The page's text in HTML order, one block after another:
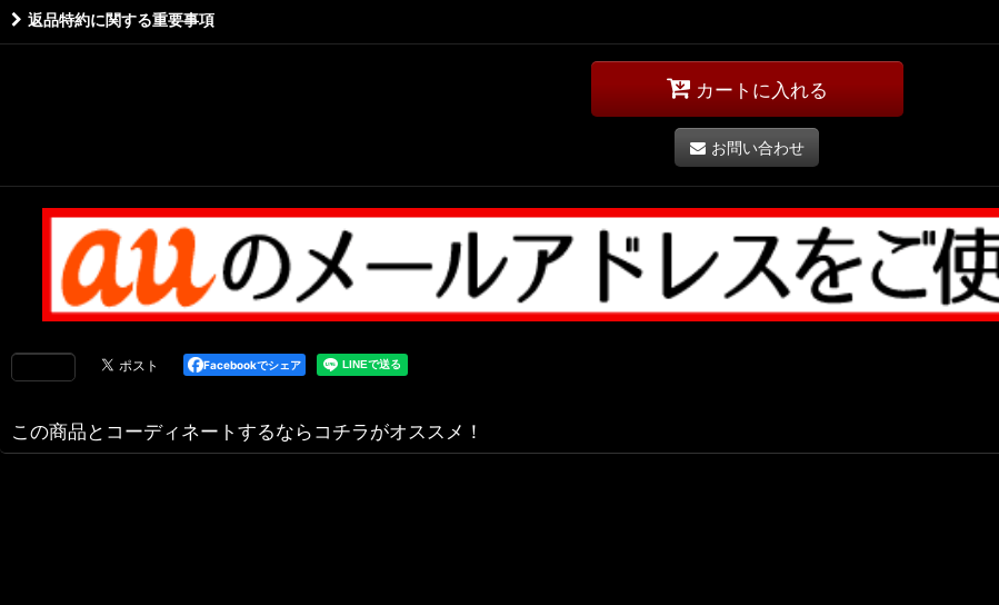
返品特約に関する重要事項
カートに入れる
お問い合わせ
Facebookでシェア
この商品とコーディネートするならコチラがオススメ！